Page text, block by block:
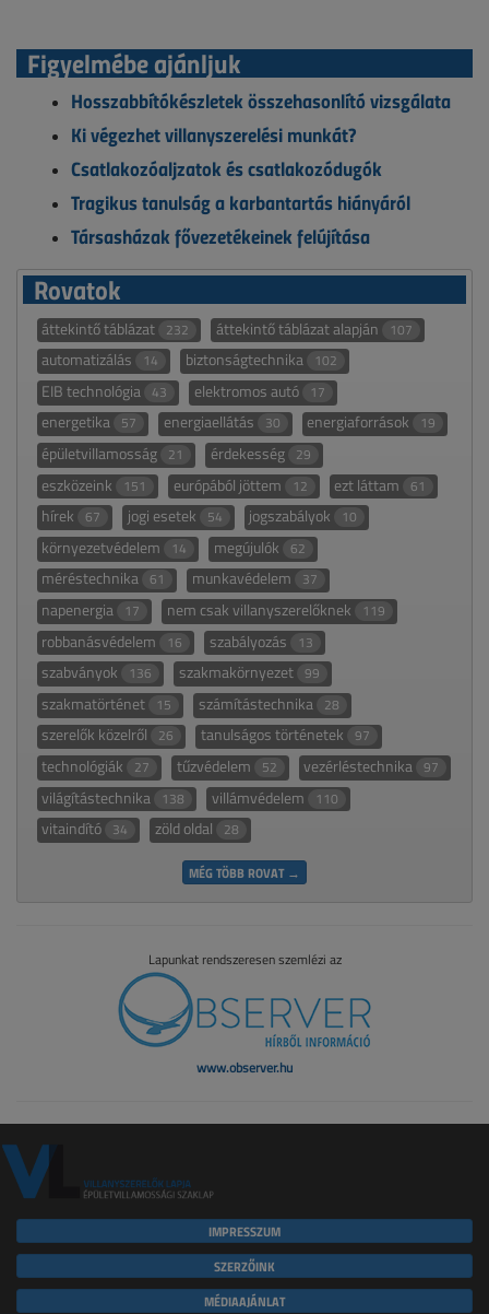
Figyelmébe ajánljuk
Hosszabbítókészletek összehasonlító vizsgálata
Ki végezhet villanyszerelési munkát?
Csatlakozóaljzatok és csatlakozódugók
Tragikus tanulság a karbantartás hiányáról
Társasházak fővezetékeinek felújítása
Rovatok
áttekintő táblázat 232 áttekintő táblázat alapján 107
automatizálás 14 biztonságtechnika 102
EIB technológia 43 elektromos autó 17
energetika 57 energiaellátás 30 energiaforrások 19
épületvillamosság 21 érdekesség 29
eszközeink 151 európából jöttem 12 ezt láttam 61
hírek 67 jogi esetek 54 jogszabályok 10
környezetvédelem 14 megújulók 62
méréstechnika 61 munkavédelem 37
napenergia 17 nem csak villanyszerelőknek 119
robbanásvédelem 16 szabályozás 13
szabványok 136 szakmakörnyezet 99
szakmatörténet 15 számítástechnika 28
szerelők közelről 26 tanulságos történetek 97
technológiák 27 tűzvédelem 52 vezérléstechnika 97
világítástechnika 138 villámvédelem 110
vitaindító 34 zöld oldal 28
MÉG TÖBB ROVAT →
Lapunkat rendszeresen szemlézi az
www.observer.hu
IMPRESSZUM
SZERZŐINK
MÉDIAAJÁNLAT